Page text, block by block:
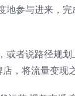
地参与进来，
或者说路径规
，将流量变现